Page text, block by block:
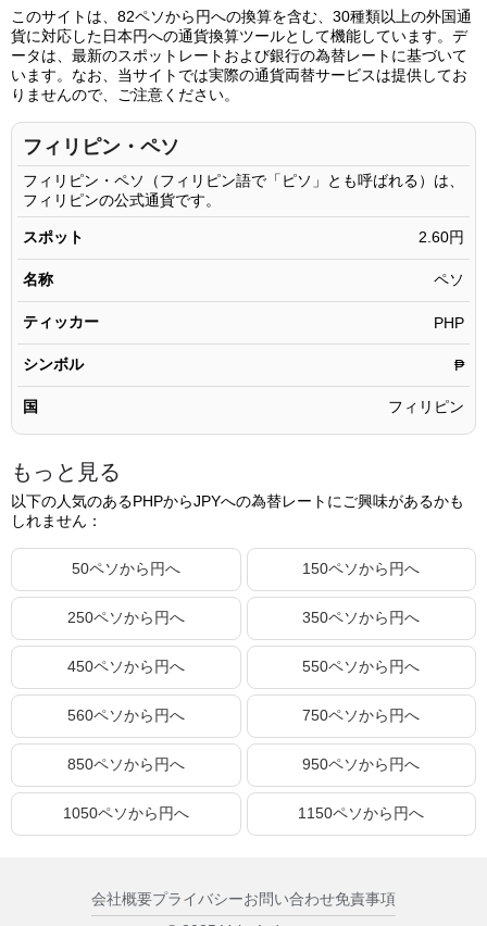
82.08ペソ
213.04円
82.09ペソ
213.06円
82.10ペソ
82.11ペソ
82.12ペソ
213.14円
82.13ペソ
213.17円
82.14ペソ
82.15ペソ
213.22円
82.16ペソ
213.25円
82.17ペソ
82.18ペソ
213.30円
82.19ペソ
213.32円
82.20ペソ
82.21ペソ
213.38円
82.22ペソ
213.40円
82.24ペソ
213.45円
213.48円
82.26ペソ
213.51円
82.28ペソ
213.56円
213.58円
82.30ペソ
213.66円
このサイトは、82ペソから円への換算を含む、30種類以上の外国通
貨に対応した日本円への通貨換算ツールとして機能しています。デ
ータは、最新のスポットレートおよび銀行の為替レートに基づいて
います。なお、当サイトでは実際の通貨両替サービスは提供してお
りませんので、ご注意ください。
フィリピン・ペソ
フィリピン・ペソ（フィリピン語で「ピソ」とも呼ばれる）は、
フィリピンの公式通貨です。
スポット 2.60円
名称 ペソ
ティッカー PHP
シンボル ₱
国 フィリピン
もっと見る
以下の人気のあるPHPからJPYへの為替レートにご興味があるかも
しれません：
50ペソから円へ 150ペソから円へ
250ペソから円へ 350ペソから円へ
450ペソから円へ 550ペソから円へ
560ペソから円へ 750ペソから円へ
850ペソから円へ 950ペソから円へ
1050ペソから円へ 1150ペソから円へ
会社概要プライバシーお問い合わせ免責事項